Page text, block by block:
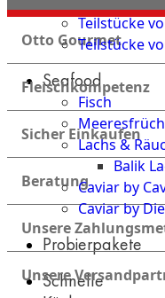
Teilstücke
Teilstücke
Seafood
Fisch
Lachs &
Balik
Caviar by
Caviar by
Probierpakete
Schnelle
Otto Gourmet
Fleischkompetenz
Sicher Einkaufen
Beratung
Unsere
Unsere